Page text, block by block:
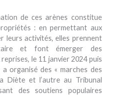
de ces arènes constitue
: en permettant aux
leurs activités, elles prennent
et font émerger des
le 11 janvier 2024 puis
organisé des « marches des
Diète et l’autre au Tribunal
des soutiens populaires